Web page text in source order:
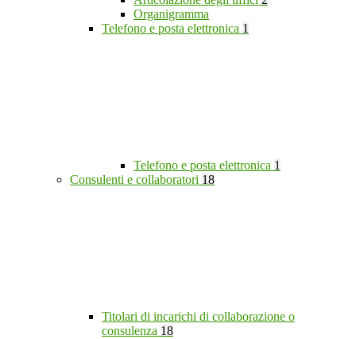
Organigramma
Telefono e posta elettronica 1
Telefono e posta elettronica 1
Consulenti e collaboratori 18
Titolari di incarichi di collaborazione o
consulenza 18